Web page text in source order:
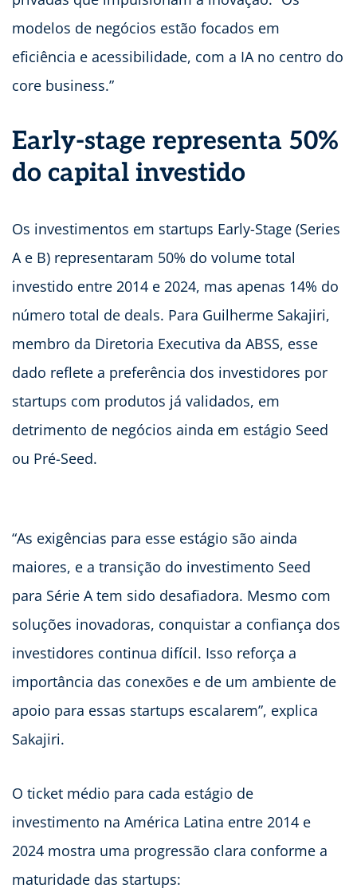
modelos de negócios estão focados em
eficiência e acessibilidade, com a IA no centro do
core business.”
Early-stage representa 50%
do capital investido
Os investimentos em startups Early-Stage (Series
A e B) representaram 50% do volume total
investido entre 2014 e 2024, mas apenas 14% do
número total de deals. Para Guilherme Sakajiri,
membro da Diretoria Executiva da ABSS, esse
dado reflete a preferência dos investidores por
startups com produtos já validados, em
detrimento de negócios ainda em estágio Seed
ou Pré-Seed.
“As exigências para esse estágio são ainda
maiores, e a transição do investimento Seed
para Série A tem sido desafiadora. Mesmo com
soluções inovadoras, conquistar a confiança dos
investidores continua difícil. Isso reforça a
importância das conexões e de um ambiente de
apoio para essas startups escalarem”, explica
Sakajiri.
O ticket médio para cada estágio de
investimento na América Latina entre 2014 e
2024 mostra uma progressão clara conforme a
maturidade das startups: